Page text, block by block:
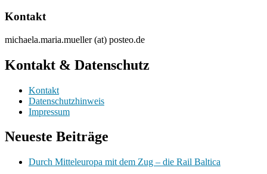
Kontakt
michaela.maria.mueller (at) posteo.de
Kontakt & Datenschutz
Kontakt
Datenschutzhinweis
Impressum
Neueste Beiträge
Durch Mitteleuropa mit dem Zug – die Rail Baltica